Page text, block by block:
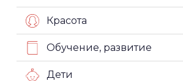
Красота
Обучение, развитие
Дети